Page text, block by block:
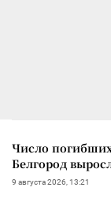
Число
Белгород
9 августа 2026, 13:21